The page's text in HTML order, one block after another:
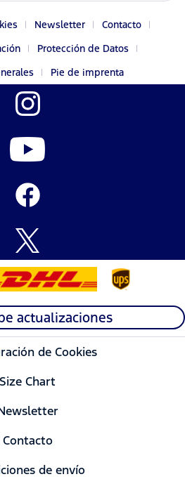
Newsletter
Contacto
Protección de Datos
Pie de imprenta
actualizaciones
de Cookies
Size Chart
Contacto
de envío